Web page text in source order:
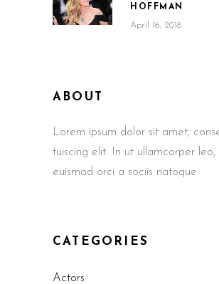
HOFFMAN
April 16, 2018
ABOUT
Lorem ipsum dolor sit amet,
tuiscing elit. In ut ullamcorper
euismod orci a sociis natoque
CATEGORIES
Actors